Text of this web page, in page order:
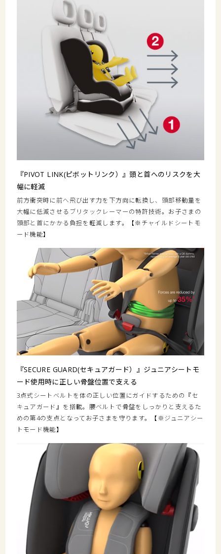
『PIVOT LINK(ピボットリンク）』頭と首へのリスクを大
幅に軽減
前方衝突時に前へ飛び出す力を下方向に転換し、頭部移動量を
大幅に低減させるブリタックレーマーの特許技術。お子さまの
頭部と首にかかる負担を軽減します。【※チャイルドシートモ
ード機能】
『SECURE GUARD(セキュアガード）』ジュニアシートモ
ード使用時に正しい骨盤位置で支える
3点式シートベルトを体の正しい位置にガイドするための『セ
キュアガード』を搭載。腰ベルトで骨盤をしっかりと支えるた
めの第4の支点となってお子さまを守ります。【※ジュニアシー
トモード機能】